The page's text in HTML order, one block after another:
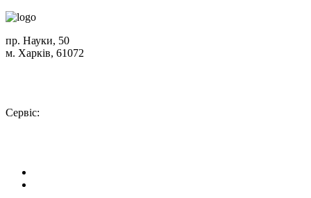
пр. Науки, 50
м. Харків, 61072
Сервіс: